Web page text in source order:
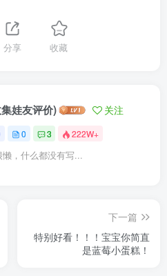
分享 收藏
娃友评价) 关注
0 3 222W+
懒，什么都没有写...
下一篇
特别好看！！！宝宝你简直
是蓝莓小蛋糕！